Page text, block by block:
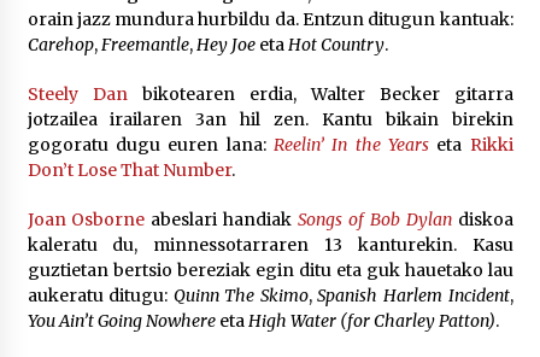
2026/07/03
Tiga, Twisted Teens, Underscores, Habia
2026/07/02
orain jazz mundura hurbildu da. Entzun ditugun kantuak:
Carehop,Freemantle,Hey JoeetaHot Country.
Steely Danbikotearen erdia, Walter Becker gitarra
jotzailea irailaren 3an hil zen. Kantu bikain birekin
gogoratu dugu euren lana: Reelin’ In the Yearseta Rikki
Don’t Lose That Number.
Joan Osborne abeslari handiak Songs of Bob Dylandiskoa
kaleratu du, minnessotarraren 13 kanturekin. Kasu
guztietan bertsio bereziak egin ditu eta guk hauetako lau
aukeratu ditugu: Quinn The Skimo,Spanish Harlem Incident,
You Ain’t Going NowhereetaHigh Water (for Charley Patton).